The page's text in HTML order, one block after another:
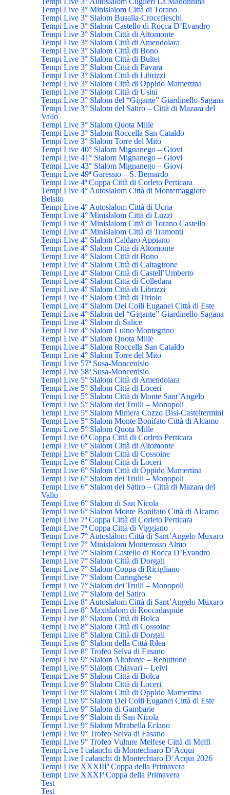
Tempi Live 3° Minislalom Città di Torano
Tempi Live 3° Slalom Busalla-Crocefieschi
Tempi Live 3° Slalom Castello di Rocca D’Evandro
Tempi Live 3° Slalom Città di Altomonte
Tempi Live 3° Slalom Città di Amendolara
Tempi Live 3° Slalom Città di Bono
Tempi Live 3° Slalom Città di Bultei
Tempi Live 3° Slalom Città di Favara
Tempi Live 3° Slalom Città di Librizzi
Tempi Live 3° Slalom Città di Oppido Mamertina
Tempi Live 3° Slalom Città di Usini
Tempi Live 3° Slalom del “Gigante” Giardinello-Sagana
Tempi Live 3° Slalom del Satiro – Città di Mazara del
Vallo
Tempi Live 3° Slalom Quota Mille
Tempi Live 3° Slalom Roccella San Cataldo
Tempi Live 3° Slalom Torre del Mito
Tempi Live 40° Slalom Mignanego – Giovi
Tempi Live 41° Slalom Mignanego – Giovi
Tempi Live 43° Slalom Mignanego – Giovi
Tempi Live 49ª Garessio – S. Bernardo
Tempi Live 4ª Coppa Città di Corleto Perticara
Tempi Live 4° Autoslalom Città di Montemaggiore
Belsito
Tempi Live 4° Autoslalom Città di Ucria
Tempi Live 4° Minislalom Città di Luzzi
Tempi Live 4° Minislalom Città di Torano Castello
Tempi Live 4° Minislalom Città di Tramonti
Tempi Live 4° Slalom Caldaro Appiano
Tempi Live 4° Slalom Città di Altomonte
Tempi Live 4° Slalom Città di Bono
Tempi Live 4° Slalom Città di Caltagirone
Tempi Live 4° Slalom Città di Castell’Umberto
Tempi Live 4° Slalom Città di Colledara
Tempi Live 4° Slalom Città di Librizzi
Tempi Live 4° Slalom Città di Tiriolo
Tempi Live 4° Slalom Dei Colli Euganei Città di Este
Tempi Live 4° Slalom del “Gigante” Giardinello-Sagana
Tempi Live 4° Slalom di Salice
Tempi Live 4° Slalom Luino Montegrino
Tempi Live 4° Slalom Quota Mille
Tempi Live 4° Slalom Roccella San Cataldo
Tempi Live 4° Slalom Torre del Mito
Tempi Live 57ª Susa-Moncenisio
Tempi Live 58ª Susa-Moncenisio
Tempi Live 5° Slalom Città di Amendolara
Tempi Live 5° Slalom Città di Loceri
Tempi Live 5° Slalom Città di Monte Sant’Angelo
Tempi Live 5° Slalom dei Trulli – Monopoli
Tempi Live 5° Slalom Miniera Cozzo Disi-Casteltermini
Tempi Live 5° Slalom Monte Bonifato Città di Alcamo
Tempi Live 5° Slalom Quota Mille
Tempi Live 6ª Coppa Città di Corleto Perticara
Tempi Live 6° Slalom Città di Altomonte
Tempi Live 6° Slalom Città di Cossoine
Tempi Live 6° Slalom Città di Loceri
Tempi Live 6° Slalom Città di Oppido Mamertina
Tempi Live 6° Slalom dei Trulli – Monopoli
Tempi Live 6° Slalom del Satiro – Città di Mazara del
Vallo
Tempi Live 6° Slalom di San Nicola
Tempi Live 6° Slalom Monte Bonifato Città di Alcamo
Tempi Live 7ª Coppa Città di Corleto Perticara
Tempi Live 7ª Coppa Città di Viggiano
Tempi Live 7° Autoslalom Città di Sant’Angelo Muxaro
Tempi Live 7° Minislalom Monterosso Almo
Tempi Live 7° Slalom Castello di Rocca D’Evandro
Tempi Live 7° Slalom Città di Dorgali
Tempi Live 7° Slalom Coppa di Ricigliano
Tempi Live 7° Slalom Curinghese
Tempi Live 7° Slalom dei Trulli – Monopoli
Tempi Live 7° Slalom del Satiro
Tempi Live 8° Autoslalom Città di Sant’Angelo Muxaro
Tempi Live 8° Maxislalom di Roccadaspide
Tempi Live 8° Slalom Città di Bolca
Tempi Live 8° Slalom Città di Cossoine
Tempi Live 8° Slalom Città di Dorgali
Tempi Live 8° Slalom della Città Iblea
Tempi Live 8° Trofeo Selva di Fasano
Tempi Live 9° Slalom Altofonte – Rebuttone
Tempi Live 9° Slalom Chiavari – Leivi
Tempi Live 9° Slalom Città di Bolca
Tempi Live 9° Slalom Città di Loceri
Tempi Live 9° Slalom Città di Oppido Mamertina
Tempi Live 9° Slalom Dei Colli Euganei Città di Este
Tempi Live 9° Slalom di Gambarie
Tempi Live 9° Slalom di San Nicola
Tempi Live 9° Slalom Mirabella Eclano
Tempi Live 9° Trofeo Selva di Fasano
Tempi Live 9° Trofeo Vulture Melfese Città di Melfi
Tempi Live I calanchi di Montechiaro D’Acqui
Tempi Live I calanchi di Montechiaro D’Acqui 2026
Tempi Live XXXIIIª Coppa della Primavera
Tempi Live XXXIª Coppa della Primavera
Test
Test